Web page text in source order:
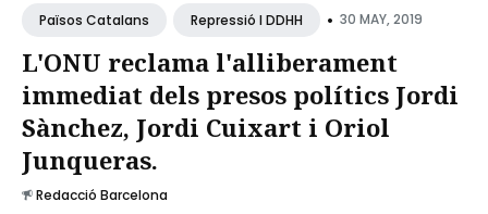
Països Catalans Repressió I DDHH • 30 MAY, 2019
L'ONU reclama l'alliberament
immediat dels presos polítics Jordi
Sànchez, Jordi Cuixart i Oriol
Junqueras.
Redacció Barcelona